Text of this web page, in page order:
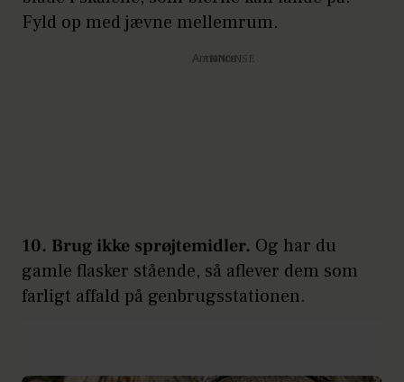
Fyld op med jævne mellemrum.
Annonce
10. Brug ikke sprøjtemidler. Og har du
gamle flasker stående, så aflever dem som
farligt affald på genbrugsstationen.